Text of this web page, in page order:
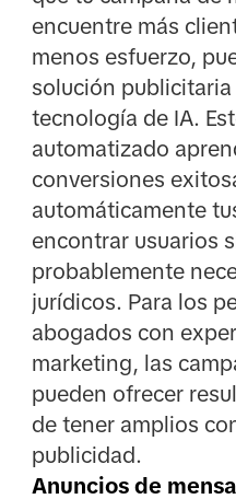
encuentre más
menos esfuerzo,
solución publicitaria
tecnología de IA.
automatizado
conversiones
automáticamente
encontrar usuarios
probablemente
jurídicos. Para los
abogados con
marketing, las
pueden ofrecer
de tener amplios
publicidad.
Anuncios de